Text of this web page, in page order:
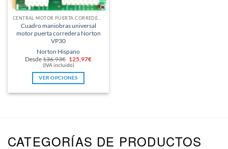
Cuadro maniobras universal
motor puerta corredera Norton
VP30
Norton Hispano
Desde136,93€ El
precio
original
era:
136,93€.
125,97€El
precio
(IVA incluido)
VER OPCIONES
Las
opciones
CATEGORÍAS DE PRODUCTOS